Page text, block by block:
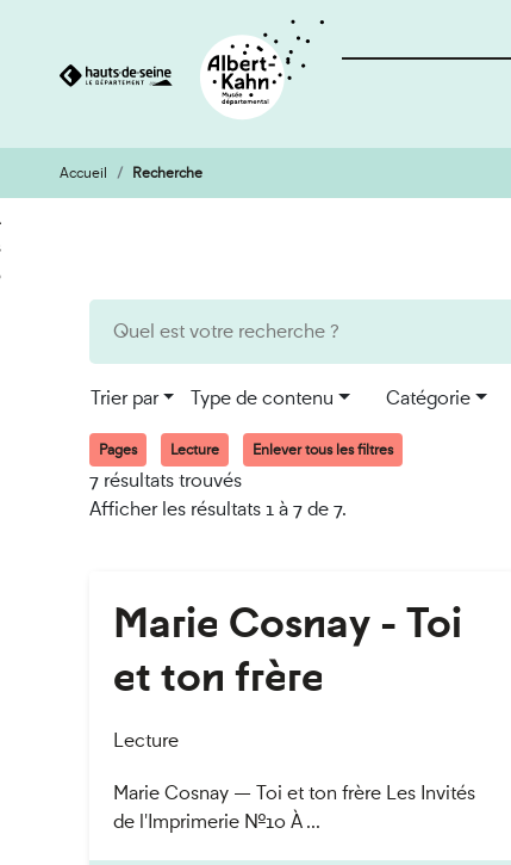
Aller
au
contenu
Aller
à
la
Accueil Recherche
Trier par Type de contenu Catégorie
Pages Lecture Enlever tous les filtres
7 résultats trouvés
Afficher les résultats 1 à 7 de 7.
Marie Cosnay - Toi
et ton frère
Lecture
Marie Cosnay — Toi et ton frère Les Invités
de l'Imprimerie n°10 À ...